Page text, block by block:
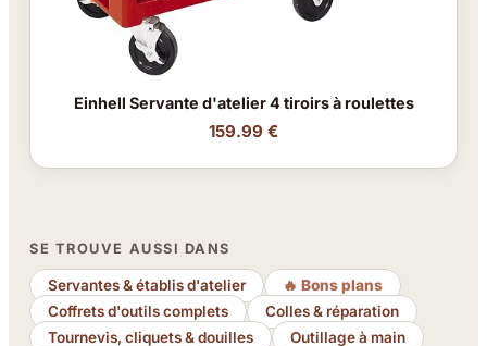
Einhell Servante d'atelier 4 tiroirs à roulettes
159.99 €
SE TROUVE AUSSI DANS
Servantes & établis d'atelier
🔥 Bons plans
Coffrets d'outils complets
Colles & réparation
Tournevis, cliquets & douilles
Outillage à main